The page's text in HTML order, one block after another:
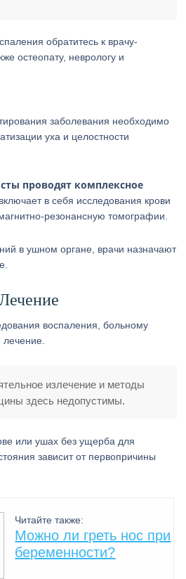
обратитесь к врачу-
остеопату, неврологу и
заболевания необходимо
уха и целостности
проводят комплексное
включает в себя исследования крови
резонансную томографии.
в ушном органе, врачи назначают
воспаления, больному
лечение.
излечение и методы
здесь недопустимы.
или ушах без ущерба для
зависит от первопричины
Читайте также:
Можно ли греть нос при
беременности?